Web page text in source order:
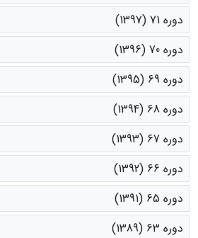
دوره 71 (1397)
دوره 70 (1396)
دوره 69 (1395)
دوره 68 (1394)
دوره 67 (1393)
دوره 66 (1392)
دوره 65 (1391)
دوره 63 (1389)